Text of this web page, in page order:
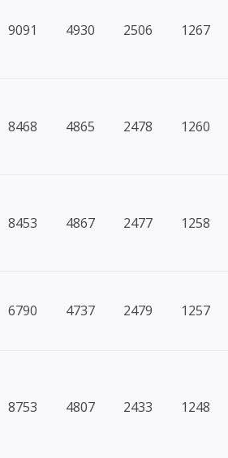
9091 4930 2506 1267
8468 4865 2478 1260
8453 4867 2477 1258
6790 4737 2479 1257
8753 4807 2433 1248